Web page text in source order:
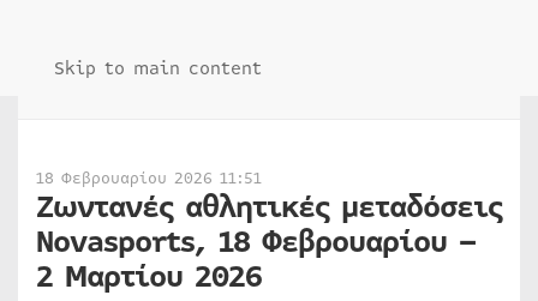
Skip to main content
18 Φεβρουαρίου 2026 11:51
Ζωντανές αθλητικές μεταδόσεις
Novasports, 18 Φεβρουαρίου –
2 Μαρτίου 2026